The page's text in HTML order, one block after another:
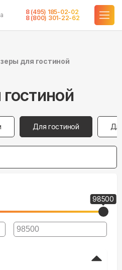
8 (495) 185-02-02
8 (800) 301-22-62
для гостиной
Для гостиной
98500